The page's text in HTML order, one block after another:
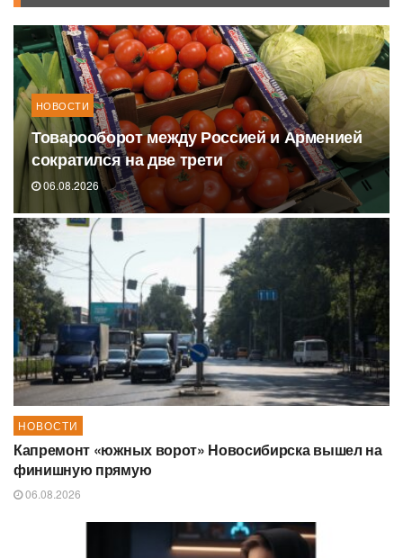
НОВОСТИ
Товарооборот между Россией и Арменией
сократился на две трети
06.08.2026
НОВОСТИ
Капремонт «южных ворот» Новосибирска вышел на
финишную прямую
06.08.2026